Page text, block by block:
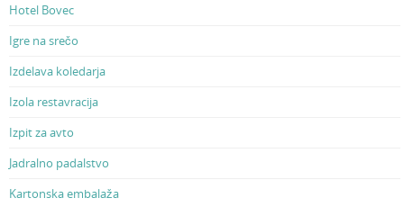
Hotel Bovec
Igre na srečo
Izdelava koledarja
Izola restavracija
Izpit za avto
Jadralno padalstvo
Kartonska embalaža